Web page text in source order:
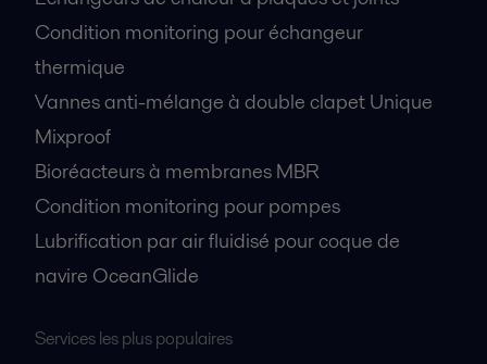
Condition monitoring pour échangeur
thermique
Vannes anti-mélange à double clapet Unique
Mixproof
Bioréacteurs à membranes MBR
Condition monitoring pour pompes
Lubrification par air fluidisé pour coque de
navire OceanGlide
Services les plus populaires